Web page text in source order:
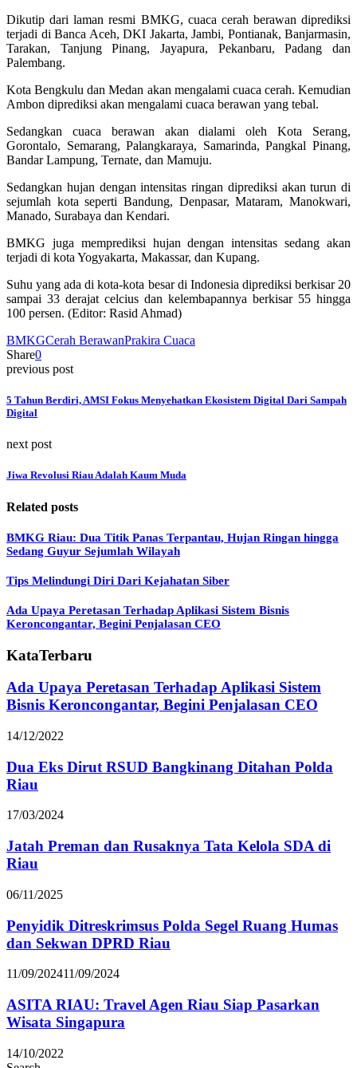
Dikutip dari laman resmi BMKG, cuaca cerah berawan diprediksi
terjadi di Banca Aceh, DKI Jakarta, Jambi, Pontianak, Banjarmasin,
Tarakan, Tanjung Pinang, Jayapura, Pekanbaru, Padang dan
Palembang.
Kota Bengkulu dan Medan akan mengalami cuaca cerah. Kemudian
Ambon diprediksi akan mengalami cuaca berawan yang tebal.
Sedangkan cuaca berawan akan dialami oleh Kota Serang,
Gorontalo, Semarang, Palangkaraya, Samarinda, Pangkal Pinang,
Bandar Lampung, Ternate, dan Mamuju.
Sedangkan hujan dengan intensitas ringan diprediksi akan turun di
sejumlah kota seperti Bandung, Denpasar, Mataram, Manokwari,
Manado, Surabaya dan Kendari.
BMKG juga memprediksi hujan dengan intensitas sedang akan
terjadi di kota Yogyakarta, Makassar, dan Kupang.
Suhu yang ada di kota-kota besar di Indonesia diprediksi berkisar 20
sampai 33 derajat celcius dan kelembapannya berkisar 55 hingga
100 persen. (Editor: Rasid Ahmad)
BMKGCerah BerawanPrakira Cuaca
Share0
previous post
5 Tahun Berdiri, AMSI Fokus Menyehatkan Ekosistem Digital Dari Sampah
Digital
next post
Jiwa Revolusi Riau Adalah Kaum Muda
Related posts
BMKG Riau: Dua Titik Panas Terpantau, Hujan Ringan hingga
Sedang Guyur Sejumlah Wilayah
Tips Melindungi Diri Dari Kejahatan Siber
Ada Upaya Peretasan Terhadap Aplikasi Sistem Bisnis
Keroncongantar, Begini Penjalasan CEO
KataTerbaru
Ada Upaya Peretasan Terhadap Aplikasi Sistem
Bisnis Keroncongantar, Begini Penjalasan CEO
14/12/2022
Dua Eks Dirut RSUD Bangkinang Ditahan Polda
Riau
17/03/2024
Jatah Preman dan Rusaknya Tata Kelola SDA di
Riau
06/11/2025
Penyidik Ditreskrimsus Polda Segel Ruang Humas
dan Sekwan DPRD Riau
11/09/202411/09/2024
ASITA RIAU: Travel Agen Riau Siap Pasarkan
Wisata Singapura
14/10/2022